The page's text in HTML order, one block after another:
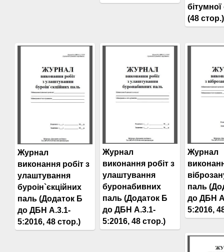
бітумної
(48 стор.)
Журнал
виконання робіт з
улаштування
буроін`єкційних
паль (Додаток Б
до ДБН А.3.1-
5:2016, 48 стор.)
Журнал
виконання робіт з
улаштування
буронабивних
паль (Додаток Б
до ДБН А.3.1-
5:2016, 48 стор.)
Журнал
паль
до ДБН
5:2016,